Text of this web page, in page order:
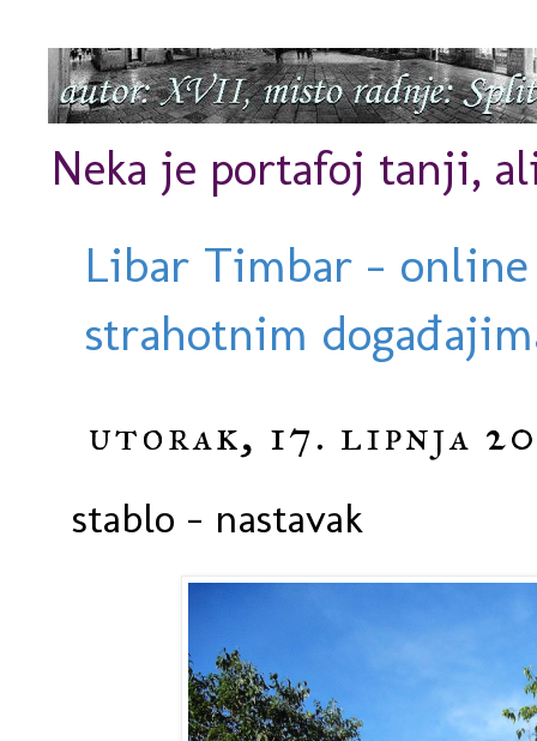
Neka je portafoj tanji,
Libar Timbar -
strahotnim
utorak, 17. lipnja
stablo - nastavak